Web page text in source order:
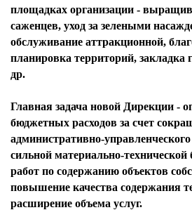
площадках организации -
саженцев, уход за зелеными
обслуживание аттракционной,
планировка территорий, закладка
др.
Главная задача новой Дирекции -
бюджетных расходов за счет
административно-управленческого
сильной материально-
работ по содержанию объектов
повышение качества содержания
расширение объема услуг.